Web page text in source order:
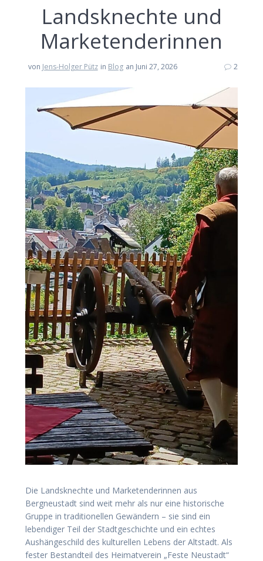
Landsknechte und
Marketenderinnen
von Jens-Holger Pütz in Blog an Juni 27, 2026 2
Die Landsknechte und Marketenderinnen aus
Bergneustadt sind weit mehr als nur eine historische
Gruppe in traditionellen Gewändern – sie sind ein
lebendiger Teil der Stadtgeschichte und ein echtes
Aushängeschild des kulturellen Lebens der Altstadt. Als
fester Bestandteil des Heimatverein „Feste Neustadt“